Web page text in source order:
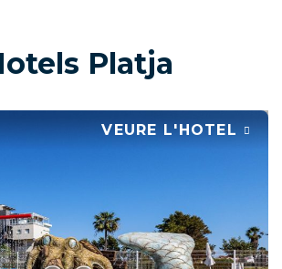
Platja
VEURE L'HOTEL